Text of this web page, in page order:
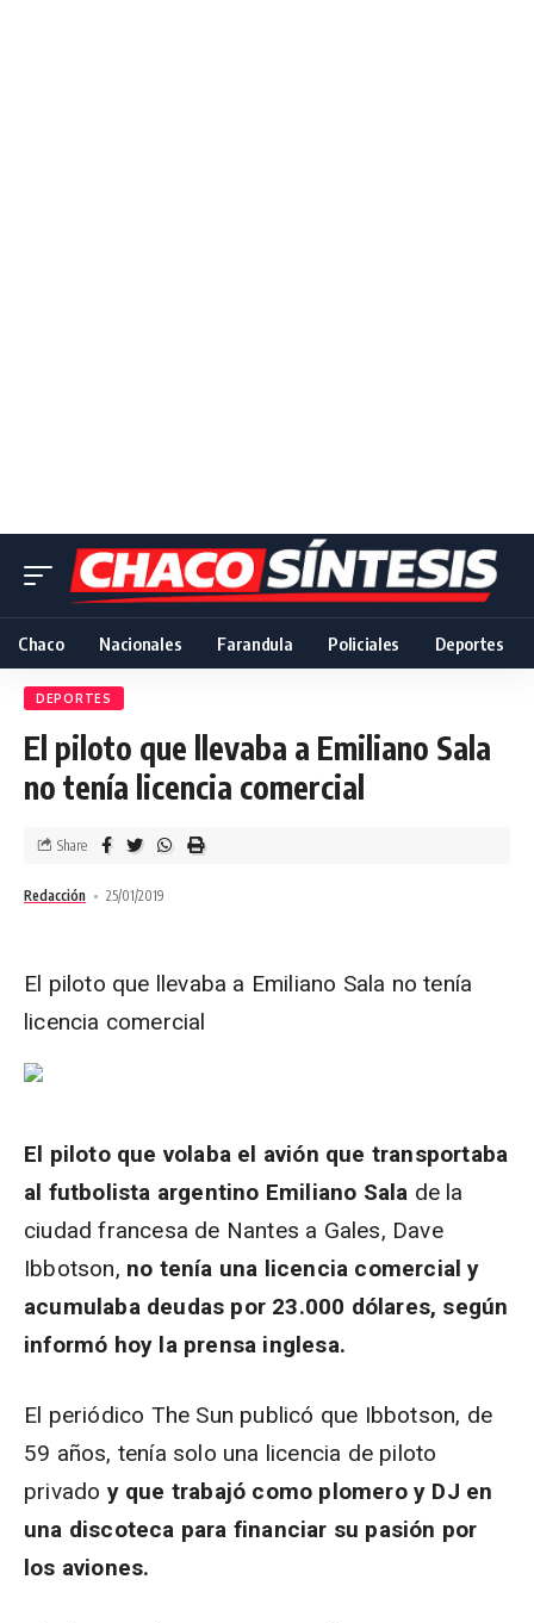
Chaco Nacionales Farandula Policiales Deportes
DEPORTES
El piloto que llevaba a Emiliano Sala
no tenía licencia comercial
Redacción 25/01/2019
Share
El piloto que llevaba a Emiliano Sala no tenía
licencia comercial
El piloto que volaba el avión que transportaba
al futbolista argentino Emiliano Sala de la
ciudad francesa de Nantes a Gales, Dave
Ibbotson, no tenía una licencia comercial y
acumulaba deudas por 23.000 dólares, según
informó hoy la prensa inglesa.
El periódico The Sun publicó que Ibbotson, de
59 años, tenía solo una licencia de piloto
privado y que trabajó como plomero y DJ en
una discoteca para financiar su pasión por
los aviones.